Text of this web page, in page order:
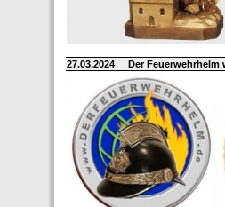
27.03.2024 Der